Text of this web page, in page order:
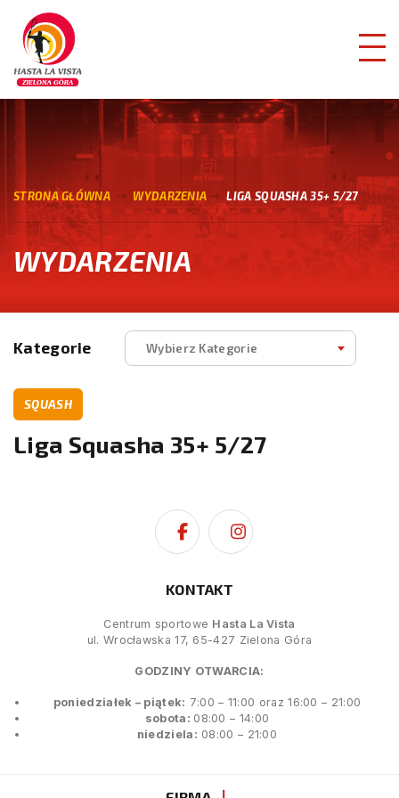
STRONA GŁÓWNA WYDARZENIA LIGA SQUASHA 35+ 5/27
WYDARZENIA
Kategorie Wybierz Kategorie
SQUASH
Liga Squasha 35+ 5/27
KONTAKT
Centrum sportowe Hasta La Vista
ul. Wrocławska 17, 65-427 Zielona Góra
GODZINY OTWARCIA:
poniedziałek – piątek: 7:00 – 11:00 oraz 16:00 – 21:00
sobota: 08:00 – 14:00
niedziela: 08:00 – 21:00